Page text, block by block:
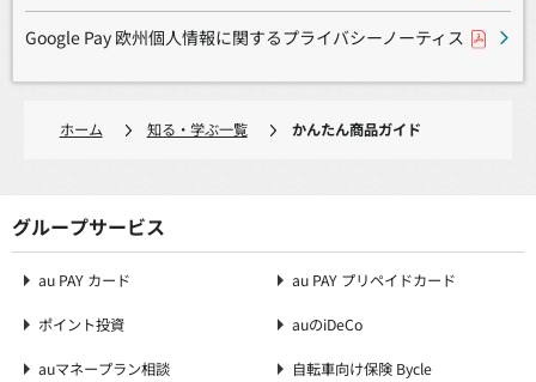
Google Pay 欧州個人情報に関するプライバシーノーティス
ホーム 知る・学ぶ一覧 かんたん商品ガイド
グループサービス
au PAY カード au PAY プリペイドカード
ポイント投資 auのiDeCo
auマネープラン相談 自転車向け保険 Bycle